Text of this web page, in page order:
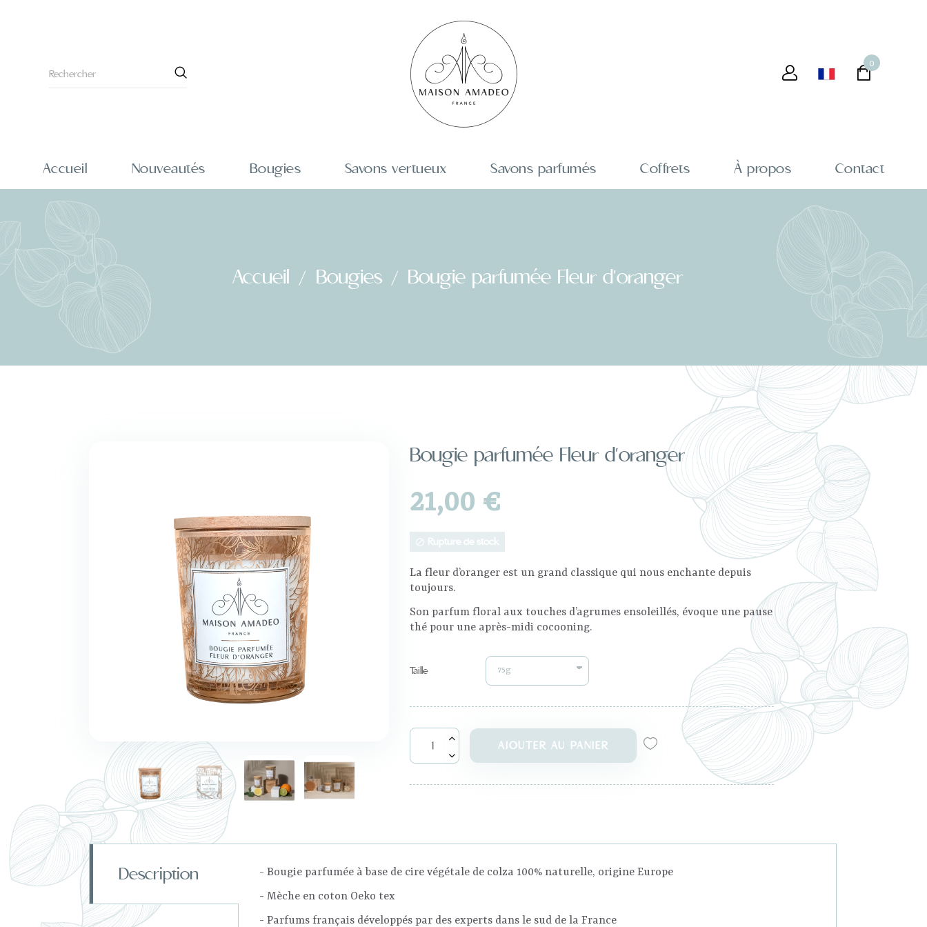
0
Accueil Nouveautés Bougies Savons vertueux Savons parfumés Coffrets À propos Contact
Accueil Bougies Bougie parfumée Fleur d'oranger
Bougie parfumée Fleur d'oranger
21,00 €
 Rupture de stock
La fleur d’oranger est un grand classique qui nous enchante depuis
toujours.
Son parfum floral aux touches d’agrumes ensoleillés, évoque une pause
thé pour une après-midi cocooning.
Taille
AJOUTER AU PANIER
Description
- Bougie parfumée à base de cire végétale de colza 100% naturelle, origine Europe
- Mèche en coton Oeko tex
- Parfums français développés par des experts dans le sud de la France